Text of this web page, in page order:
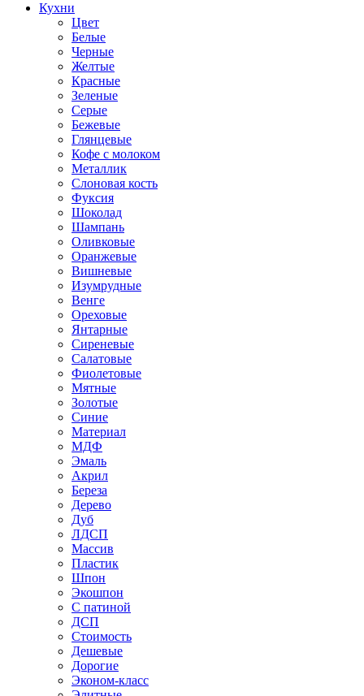
Кухни
Цвет
Белые
Черные
Желтые
Красные
Зеленые
Серые
Бежевые
Глянцевые
Кофе с молоком
Металлик
Слоновая кость
Фуксия
Шоколад
Шампань
Оливковые
Оранжевые
Вишневые
Изумрудные
Венге
Ореховые
Янтарные
Сиреневые
Салатовые
Фиолетовые
Мятные
Золотые
Синие
Материал
МДФ
Эмаль
Акрил
Береза
Дерево
Дуб
ЛДСП
Массив
Пластик
Шпон
Экошпон
С патиной
ДСП
Стоимость
Дешевые
Дорогие
Эконом-класс